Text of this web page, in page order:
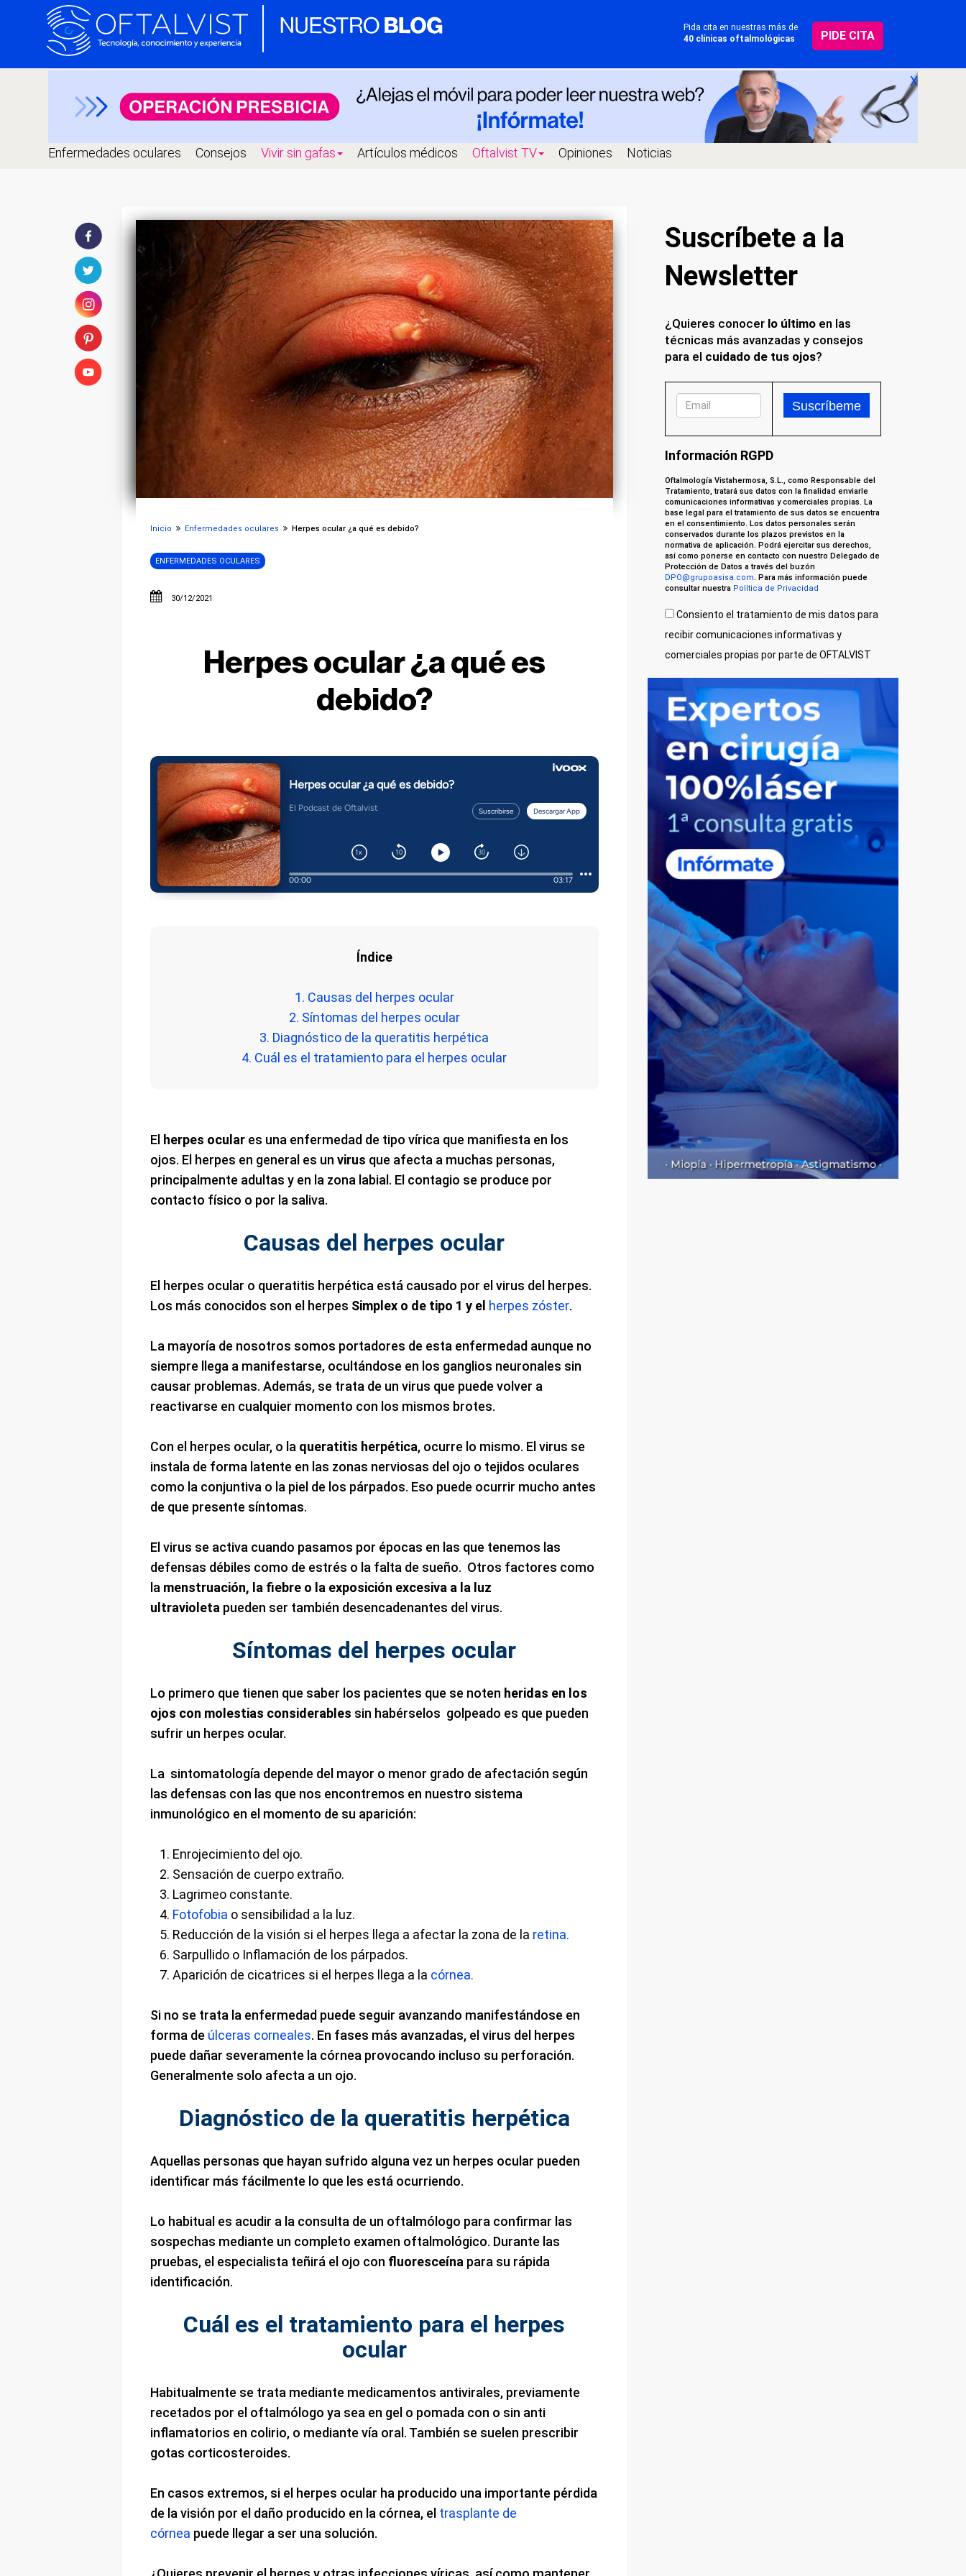
Pida cita en nuestras más de
40 clínicas oftalmológicas
PIDE CITA
X
Enfermedades oculares Consejos Vivir sin gafas Artículos médicos Oftalvist TV Opiniones Noticias
Inicio Enfermedades oculares Herpes ocular ¿a qué es debido?
ENFERMEDADES OCULARES
30/12/2021
Herpes ocular ¿a qué es
debido?
Índice
1. Causas del herpes ocular
2. Síntomas del herpes ocular
3. Diagnóstico de la queratitis herpética
4. Cuál es el tratamiento para el herpes ocular
El herpes oculares una enfermedad de tipo vírica que manifiesta en los
ojos. El herpes en general es un virus que afecta a muchas personas,
principalmente adultas y en la zona labial. El contagio se produce por
contacto físico o por la saliva.
Causas del herpes ocular
El herpes ocular o queratitis herpética está causado por el virus del herpes.
Los más conocidos son el herpes Simplex o de tipo 1 y el herpes zóster.
La mayoría de nosotros somos portadores de esta enfermedad aunque no
siempre llega a manifestarse, ocultándose en los ganglios neuronales sin
causar problemas. Además, se trata de un virus que puede volver a
reactivarse en cualquier momento con los mismos brotes.
Con el herpes ocular, o la queratitis herpética, ocurre lo mismo. El virus se
instala de forma latente en las zonas nerviosas del ojo o tejidos oculares
como la conjuntiva o la piel de los párpados. Eso puede ocurrir mucho antes
de que presente síntomas.
El virus se activa cuando pasamos por épocas en las que tenemos las
defensas débiles como de estrés o la falta de sueño. Otros factores como
la menstruación, la fiebre o la exposición excesiva a la luz
ultravioleta pueden ser también desencadenantes del virus.
Síntomas del herpes ocular
Lo primero que tienen que saber los pacientes que se noten heridas en los
ojos con molestias considerables sin habérselos golpeado es que pueden
sufrir un herpes ocular.
La sintomatología depende del mayor o menor grado de afectación según
las defensas con las que nos encontremos en nuestro sistema
inmunológico en el momento de su aparición:
Enrojecimiento del ojo.
Sensación de cuerpo extraño.
Lagrimeo constante.
Fotofobia o sensibilidad a la luz.
Reducción de la visión si el herpes llega a afectar la zona de la retina.
Sarpullido o Inflamación de los párpados.
Aparición de cicatrices si el herpes llega a la córnea.
Si no se trata la enfermedad puede seguir avanzando manifestándose en
forma de úlceras corneales. En fases más avanzadas, el virus del herpes
puede dañar severamente la córnea provocando incluso su perforación.
Generalmente solo afecta a un ojo.
Diagnóstico de la queratitis herpética
Aquellas personas que hayan sufrido alguna vez un herpes ocular pueden
identificar más fácilmente lo que les está ocurriendo.
Lo habitual es acudir a la consulta de un oftalmólogo para confirmar las
sospechas mediante un completo examen oftalmológico. Durante las
pruebas, el especialista teñirá el ojo con fluoresceína para su rápida
identificación.
Cuál es el tratamiento para el herpes
ocular
Habitualmente se trata mediante medicamentos antivirales, previamente
recetados por el oftalmólogo ya sea en gel o pomada con o sin anti
inflamatorios en colirio, o mediante vía oral. También se suelen prescribir
gotas corticosteroides.
En casos extremos, si el herpes ocular ha producido una importante pérdida
de la visión por el daño producido en la córnea, el trasplante de
córnea puede llegar a ser una solución.
Suscríbete a la
Newsletter
¿Quieres conocer lo últimoen las
técnicas más avanzadas y consejos
para el cuidado de tus ojos?
Información RGPD
Oftalmología Vistahermosa, S.L., como Responsable del
Tratamiento, tratará sus datos con la finalidad enviarle
comunicaciones informativas y comerciales propias. La
base legal para el tratamiento de sus datos se encuentra
en el consentimiento. Los datos personales serán
conservados durante los plazos previstos en la
normativa de aplicación. Podrá ejercitar sus derechos,
así como ponerse en contacto con nuestro Delegado de
Protección de Datos a través del buzón
DPO@grupoasisa.com. Para más información puede
consultar nuestra Política de Privacidad
Consiento el tratamiento de mis datos para
recibir comunicaciones informativas y
comerciales propias por parte de OFTALVIST